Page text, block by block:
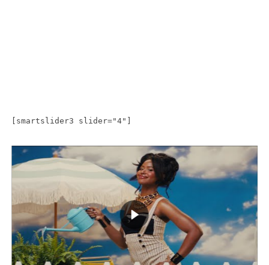
[smartslider3 slider="4"]